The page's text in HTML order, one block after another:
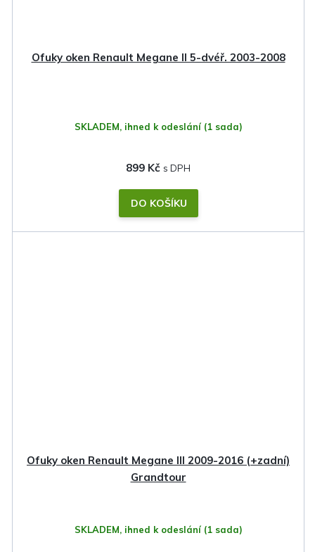
Ofuky oken Renault Megane II 5-dvéř. 2003-2008
SKLADEM, ihned k odeslání (1 sada)
899 Kč
DO KOŠÍKU
Ofuky oken Renault Megane III 2009-2016 (+zadní)
Grandtour
SKLADEM, ihned k odeslání (1 sada)